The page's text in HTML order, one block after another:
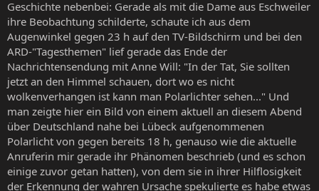
Geschichte nebenbei: Gerade als mit die Dame aus Eschweiler
ihre Beobachtung schilderte, schaute ich aus dem
Augenwinkel gegen 23 h auf den TV-Bildschirm und bei den
ARD-"Tagesthemen" lief gerade das Ende der
Nachrichtensendung mit Anne Will: "In der Tat, Sie sollten
jetzt an den Himmel schauen, dort wo es nicht
wolkenverhangen ist kann man Polarlichter sehen..." Und
man zeigte hier ein Bild von einem aktuell an diesem Abend
über Deutschland nahe bei Lübeck aufgenommenen
Polarlicht von gegen bereits 18 h, genauso wie die aktuelle
Anruferin mir gerade ihr Phänomen beschrieb (und es schon
einige zuvor getan hatten), von dem sie in ihrer Hilflosigkeit
der Erkennung der wahren Ursache spekulierte es habe etwas